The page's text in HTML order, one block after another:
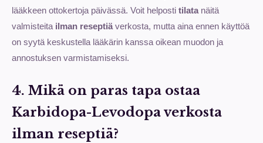
lääkkeen ottokertoja päivässä. Voit helposti tilata näitä
valmisteita ilman reseptiä verkosta, mutta aina ennen käyttöä
on syytä keskustella lääkärin kanssa oikean muodon ja
annostuksen varmistamiseksi.
4. Mikä on paras tapa ostaa
Karbidopa-Levodopa verkosta
ilman reseptiä?